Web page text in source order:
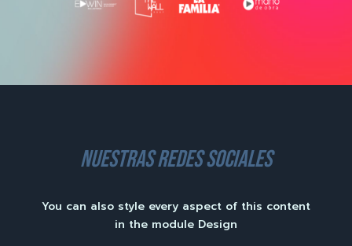
nuestras redes sociales
You can also style every aspect of this content
in the module Design